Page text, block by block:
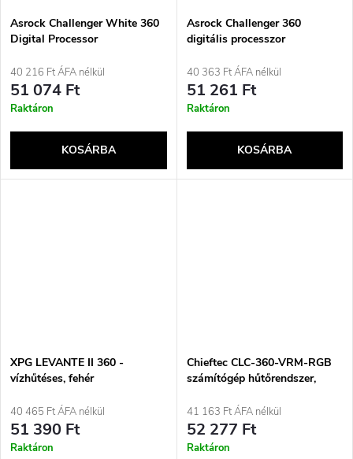
Asrock Challenger White 360
Digital Processor
Fehér
40 216 Ft ÁFA nélkül
51 074 Ft
Raktáron
KOSÁRBA
Asrock Challenger 360
digitális processzor
fekete
40 363 Ft ÁFA nélkül
51 261 Ft
Raktáron
KOSÁRBA
XPG LEVANTE II 360 -
vízhűtéses, fehér
40 465 Ft ÁFA nélkül
51 390 Ft
Raktáron
Chieftec CLC-360-VRM-RGB
számítógép hűtőrendszer,
folyadékhűtő, 12 cm, fekete
41 163 Ft ÁFA nélkül
52 277 Ft
Raktáron